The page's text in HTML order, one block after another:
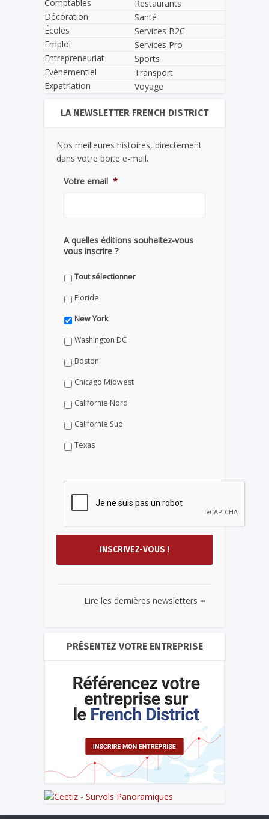
Comptables
Décoration
Écoles
Emploi
Entrepreneuriat
Evènementiel
Expatriation
Restaurants
Santé
Services B2C
Services Pro
Sports
Transport
Voyage
LA NEWSLETTER FRENCH DISTRICT
Nos meilleures histoires, directement
dans votre boite e-mail.
Votre email *
A quelles éditions souhaitez-vous
vous inscrire ?
Tout sélectionner
Floride
New York
Washington DC
Boston
Chicago Midwest
Californie Nord
Californie Sud
Texas
Lire les dernières newsletters ...
PRÉSENTEZ VOTRE ENTREPRISE